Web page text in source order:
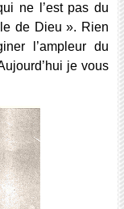
ne l’est pas du
de Dieu ». Rien
l’ampleur du
je vous